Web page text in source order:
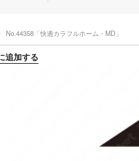
No.44358「快適カラフルホーム・MD」
追加する